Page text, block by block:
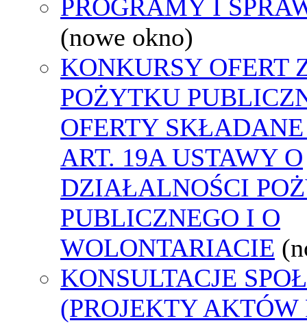
PROGRAMY I
(nowe okno)
KONKURSY OFERT
POŻYTKU
OFERTY
ART. 19A USTAWY O
DZIAŁALNOŚCI
PUBLICZNEGO I O
WOLONTARIACIE
KONSULTACJE
(PROJEKTY AKTÓW